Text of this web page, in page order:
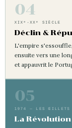
04
XIXᵉ-XXᵉ SIÈCLE
Déclin &
L'empire
ensuite vers une
et appauvrit le
05
1974 — LES ŒILLETS
La